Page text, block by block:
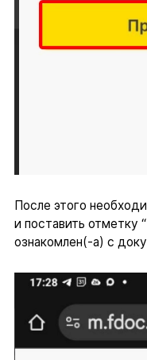
После этого
и поставить
ознакомлен(-а) с